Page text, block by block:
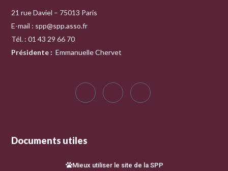
21 rue Daviel – 75013 Paris
E-mail : spp@spp.asso.fr
Tél. : 01 43 29 66 70
Présidente : Emmanuelle Chervet
Documents utiles
Mieux utiliser le site de la SPP